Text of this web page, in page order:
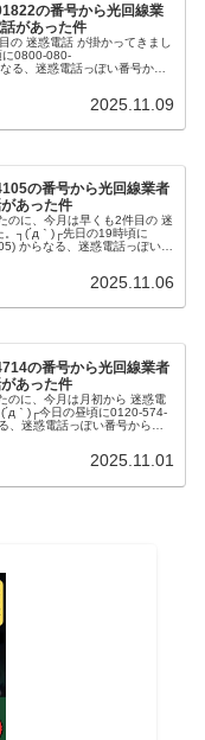
の番号から光回線業
があった件
の 迷惑電話 が掛かってきまし
に0800-080-
る、迷惑電話っぽい番号から
2025.11.09
の番号から光回線業者
あった件
のに、今月は早くも2件目の 迷
┐(´д｀)┌先日の19時頃に
からなる、迷惑電話っぽい番
2025.11.06
の番号から光回線業者
あった件
のに、今月は月初から 迷惑電
｀)┌今日の昼頃に0120-574-
迷惑電話っぽい番号から電
2025.11.01